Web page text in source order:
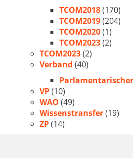
TCOM2018(170)
TCOM2019(204)
TCOM2020(1)
TCOM2023(2)
TCOM2023(2)
Verband (40)
VP(10)
WAO (49)
Wissenstransfer(19)
ZP(14)